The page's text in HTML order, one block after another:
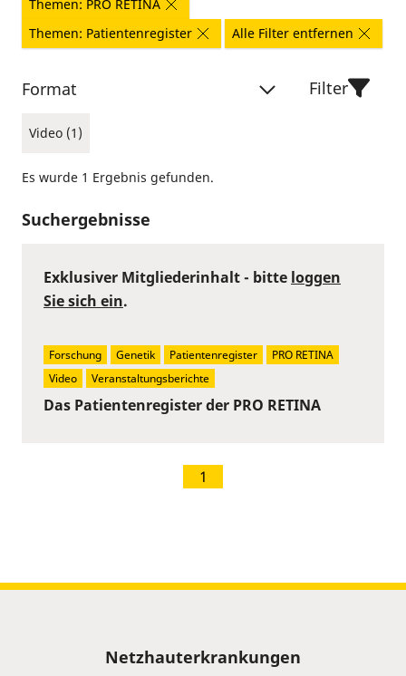
Themen: PRO RETINA
Themen: Patientenregister
Alle Filter entfernen
Format
Video (1)
Filter
Es wurde 1 Ergebnis gefunden.
Suchergebnisse
Das Patientenregister der PRO RETINA
Exklusiver Mitgliederinhalt - bitte loggen
Sie sich ein.
Forschung Genetik Patientenregister
PRO RETINA
Video
Veranstaltungsberichte
1
Netzhauterkrankungen